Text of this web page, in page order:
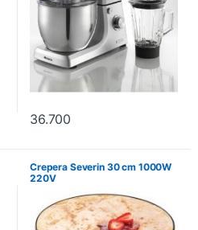
36.700
Crepera Severin 30 cm 1000W
220V